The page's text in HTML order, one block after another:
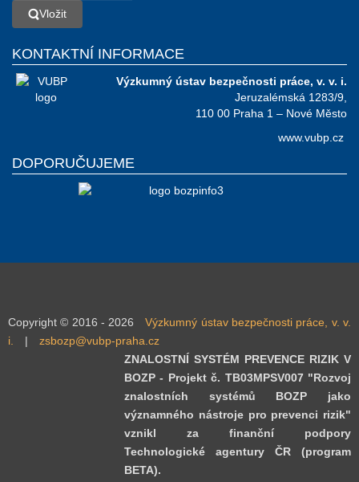
VložitVložit
KONTAKTNÍ INFORMACE
Výzkumný ústav bezpečnosti práce, v. v. i.
Jeruzalémská 1283/9,
110 00 Praha 1 – Nové Město
www.vubp.cz
DOPORUČUJEME
Copyright © 2016 - 2026
Výzkumný ústav bezpečnosti práce, v. v.
i.
|
zsbozp@vubp-praha.cz
ZNALOSTNÍ SYSTÉM PREVENCE RIZIK V
BOZP - Projekt č. TB03MPSV007 "Rozvoj
znalostních systémů BOZP jako
významného nástroje pro prevenci rizik"
vznikl za finanční podpory
Technologické agentury ČR (program
BETA).